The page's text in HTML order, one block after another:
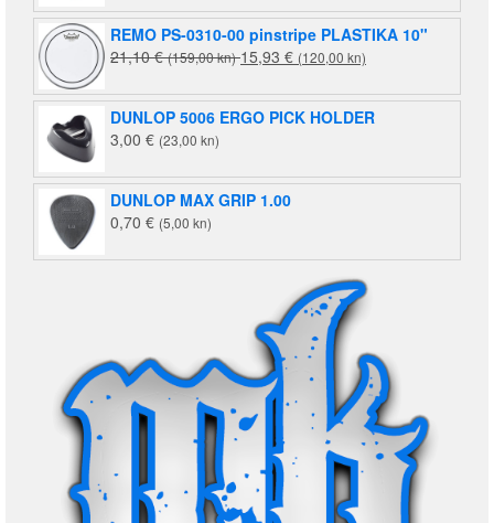
REMO PS-0310-00 pinstripe PLASTIKA 10"
21,10€ (159,00 kn)Izvorna
bila
je:
kn).
15,93 € (120,00 kn)
je:
15,93 €
DUNLOP 5006 ERGO PICK HOLDER
3,00 € (23,00 kn)
DUNLOP MAX GRIP 1.00
0,70 € (5,00 kn)